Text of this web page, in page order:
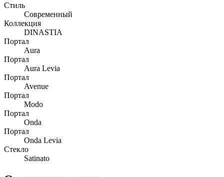
Стиль
Современный
Коллекция
DINASTIA
Портал
Aura
Портал
Aura Levia
Портал
Avenue
Портал
Modo
Портал
Onda
Портал
Onda Levia
Стекло
Satinato